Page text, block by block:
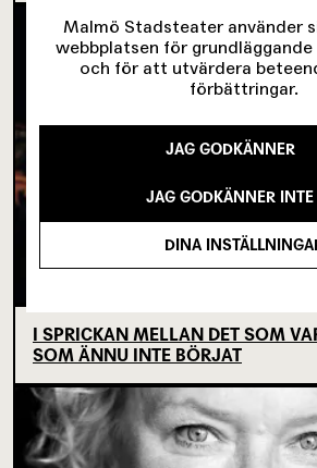
I SPRICKAN MELLAN DET SOM
SOM ÄNNU INTE BÖRJAT
Malmö Stadsteater använder
webbplatsen för
och för att utvärdera
förbättringar.
JAG GODKÄNNER
JAG GODKÄNNER INTE
DINA